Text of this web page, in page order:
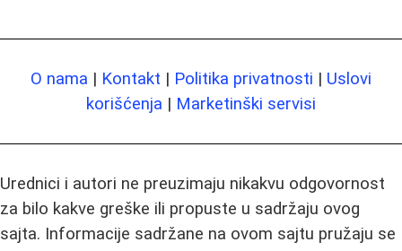
O nama | Kontakt | Politika privatnosti | Uslovi
korišćenja | Marketinški servisi
Urednici i autori ne preuzimaju nikakvu odgovornost
za bilo kakve greške ili propuste u sadržaju ovog
sajta. Informacije sadržane na ovom sajtu pružaju se